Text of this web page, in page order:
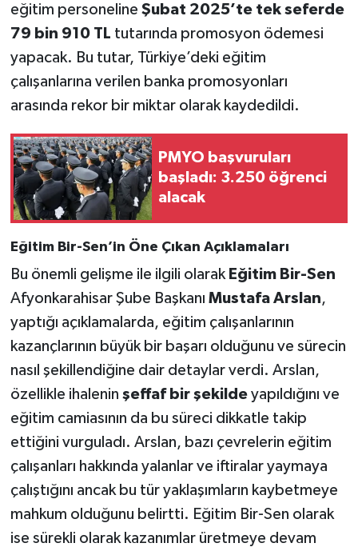
eğitim personeline Şubat 2025’te tek seferde
79 bin 910 TL tutarında promosyon ödemesi
yapacak. Bu tutar, Türkiye’deki eğitim
çalışanlarına verilen banka promosyonları
arasında rekor bir miktar olarak kaydedildi.
PMYO başvuruları
başladı: 3.250 öğrenci
alacak
Eğitim Bir-Sen’in Öne Çıkan Açıklamaları
Bu önemli gelişme ile ilgili olarak Eğitim Bir-Sen
Afyonkarahisar Şube Başkanı Mustafa Arslan,
yaptığı açıklamalarda, eğitim çalışanlarının
kazançlarının büyük bir başarı olduğunu ve sürecin
nasıl şekillendiğine dair detaylar verdi. Arslan,
özellikle ihalenin şeffaf bir şekildeyapıldığını ve
eğitim camiasının da bu süreci dikkatle takip
ettiğini vurguladı. Arslan, bazı çevrelerin eğitim
çalışanları hakkında yalanlar ve iftiralar yaymaya
çalıştığını ancak bu tür yaklaşımların kaybetmeye
mahkum olduğunu belirtti. Eğitim Bir-Sen olarak
ise sürekli olarak kazanımlar üretmeye devam